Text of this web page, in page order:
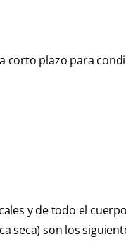
corto plazo para
y de todo el
seca) son los